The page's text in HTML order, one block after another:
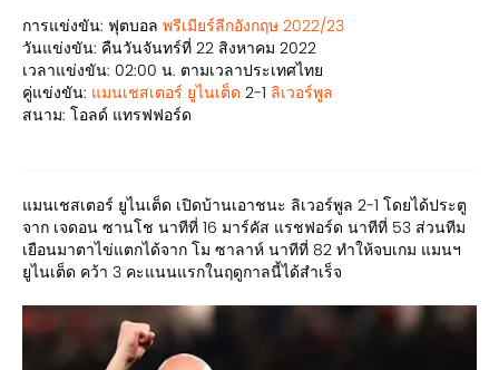
การแข่งขัน: ฟุตบอล พรีเมียร์ลีกอังกฤษ 2022/23
วันแข่งขัน: คืนวันจันทร์ที่ 22 สิงหาคม 2022
เวลาแข่งขัน: 02:00 น. ตามเวลาประเทศไทย
คู่แข่งขัน: แมนเชสเตอร์ ยูไนเต็ด 2-1 ลิเวอร์พูล
สนาม: โอลด์ แทรฟฟอร์ด
แมนเชสเตอร์ ยูไนเต็ด เปิดบ้านเอาชนะ ลิเวอร์พูล 2-1 โดยได้ประตู
จาก เจดอน ซานโช นาทีที่ 16 มาร์คัส แรชฟอร์ด นาทีที่ 53 ส่วนทีม
เยือนมาตาไข่แตกได้จาก โม ซาลาห์ นาทีที่ 82 ทำให้จบเกม แมนฯ
ยูไนเต็ด คว้า 3 คะแนนแรกในฤดูกาลนี้ได้สำเร็จ